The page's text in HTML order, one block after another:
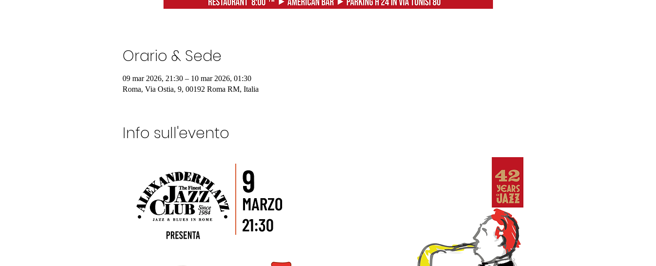
Orario & Sede
09 mar 2026, 21:30 – 10 mar 2026, 01:30
Roma, Via Ostia, 9, 00192 Roma RM, Italia
Info sull'evento